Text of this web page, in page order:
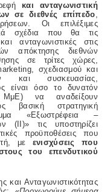
και ανταγωνιστική
σε διεθνές επίπεδο,
Οι επιλέξιμες
σχέδια που θα τις
ανταγωνιστικές στις
απόκτησης διεθνών
σε τρίτες χώρες,
σχεδιασμού και
και συσκευασίας,
είναι όσο το δυνατόν
ΜμΕ) να αναδείξουν
βασική στρατηγική
«Εξωστρέφεια –
(ΙΙ)» τις υποστηρίζει
προϋποθέσεις που
με ενισχύσεις που
του επενδυτικού
Ανταγωνιστικότητας